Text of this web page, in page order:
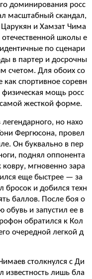
доминирования росс
масштабный скандал,
и Хамзат Чима
отечественной школы е
по сценари
в партер и досрочны
счетом. Для обоих со
как спортивное соревн
физическая мощь росс
жесткой форме.
но нахо
Фергюсона, провел
Он буквально в пер
поднял оппонента
ковру, мгновенно зара
еще быстрее — за
и добился техн
баллов. После боя о
обувь и запустил ее в
обратился к Кол
очередной легкой д
столкнулся с Ди
лишь бла